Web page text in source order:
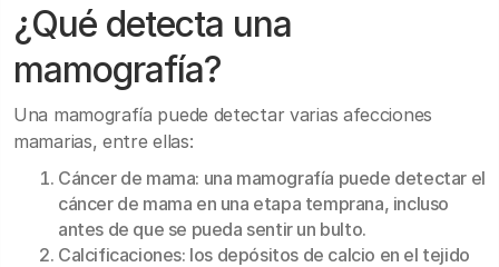
¿Qué detecta una
mamografía?
Una mamografía puede detectar varias afecciones
mamarias, entre ellas:
Cáncer de mama: una mamografía puede detectar el
cáncer de mama en una etapa temprana, incluso
antes de que se pueda sentir un bulto.
Calcificaciones: los depósitos de calcio en el tejido